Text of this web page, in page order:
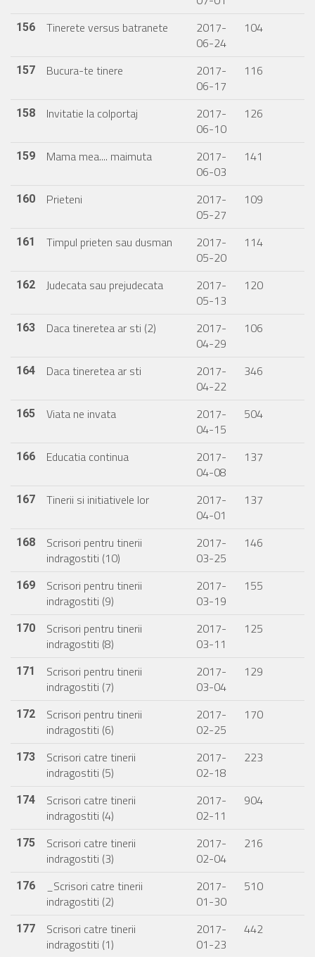
156 Tinerete versus batranete
2017-
06-24
104
157 Bucura-te tinere
2017-
06-17
116
158 Invitatie la colportaj
2017-
06-10
126
159 Mama mea.... maimuta
2017-
06-03
141
160 Prieteni
2017-
05-27
109
161 Timpul prieten sau dusman
2017-
05-20
114
162 Judecata sau prejudecata
2017-
05-13
120
163 Daca tineretea ar sti (2)
2017-
04-29
106
164 Daca tineretea ar sti
2017-
04-22
346
165 Viata ne invata
2017-
04-15
504
166 Educatia continua
2017-
04-08
137
167 Tinerii si initiativele lor
2017-
04-01
137
168
Scrisori pentru tinerii
indragostiti (10)
2017-
03-25
146
169
Scrisori pentru tinerii
indragostiti (9)
2017-
03-19
155
170
Scrisori pentru tinerii
indragostiti (8)
2017-
03-11
125
171
Scrisori pentru tinerii
indragostiti (7)
2017-
03-04
129
172
Scrisori pentru tinerii
indragostiti (6)
2017-
02-25
170
173
Scrisori catre tinerii
indragostiti (5)
2017-
02-18
223
174
Scrisori catre tinerii
indragostiti (4)
2017-
02-11
904
175
Scrisori catre tinerii
indragostiti (3)
2017-
02-04
216
176
_Scrisori catre tinerii
indragostiti (2)
2017-
01-30
510
177
Scrisori catre tinerii
indragostiti (1)
2017-
01-23
442